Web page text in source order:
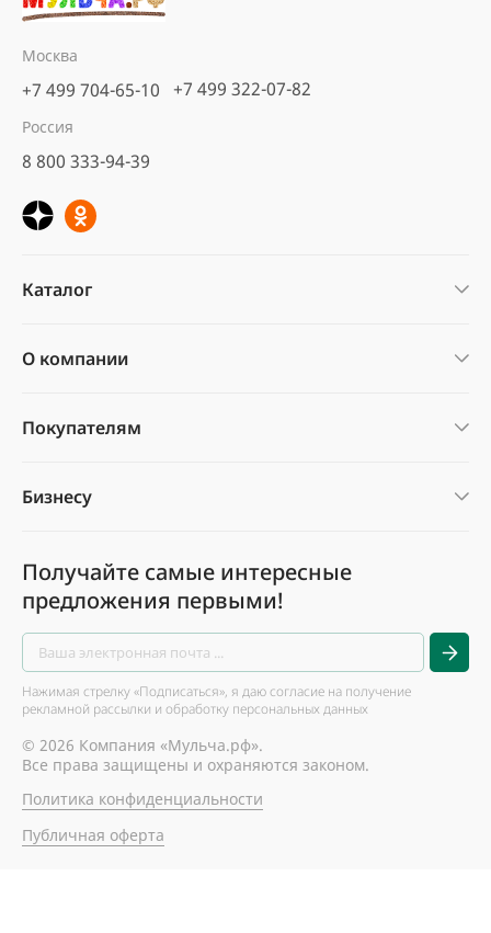
Москва
+7 499 704-65-10 +7 499 322-07-82
Россия
8 800 333-94-39
Каталог
О компании
Покупателям
Бизнесу
Получайте самые интересные
предложения первыми!
Нажимая стрелку «Подписаться», я даю согласие на получение
рекламной рассылки и обработку персональных данных
© 2026 Компания «Мульча.рф».
Все права защищены и охраняются законом.
Политика конфиденциальности
Публичная оферта